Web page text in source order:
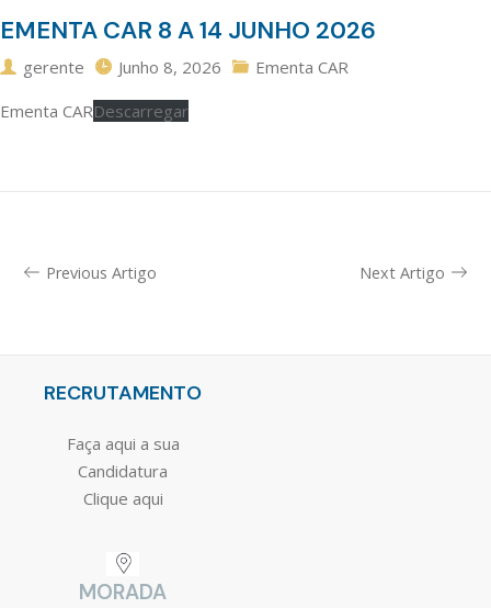
EMENTA CAR 8 A 14 JUNHO 2026
gerente Junho 8, 2026
Ementa CAR
Ementa CARDescarregar
Previous Artigo Next Artigo
RECRUTAMENTO
Faça aqui a sua
Candidatura
Clique aqui
MORADA